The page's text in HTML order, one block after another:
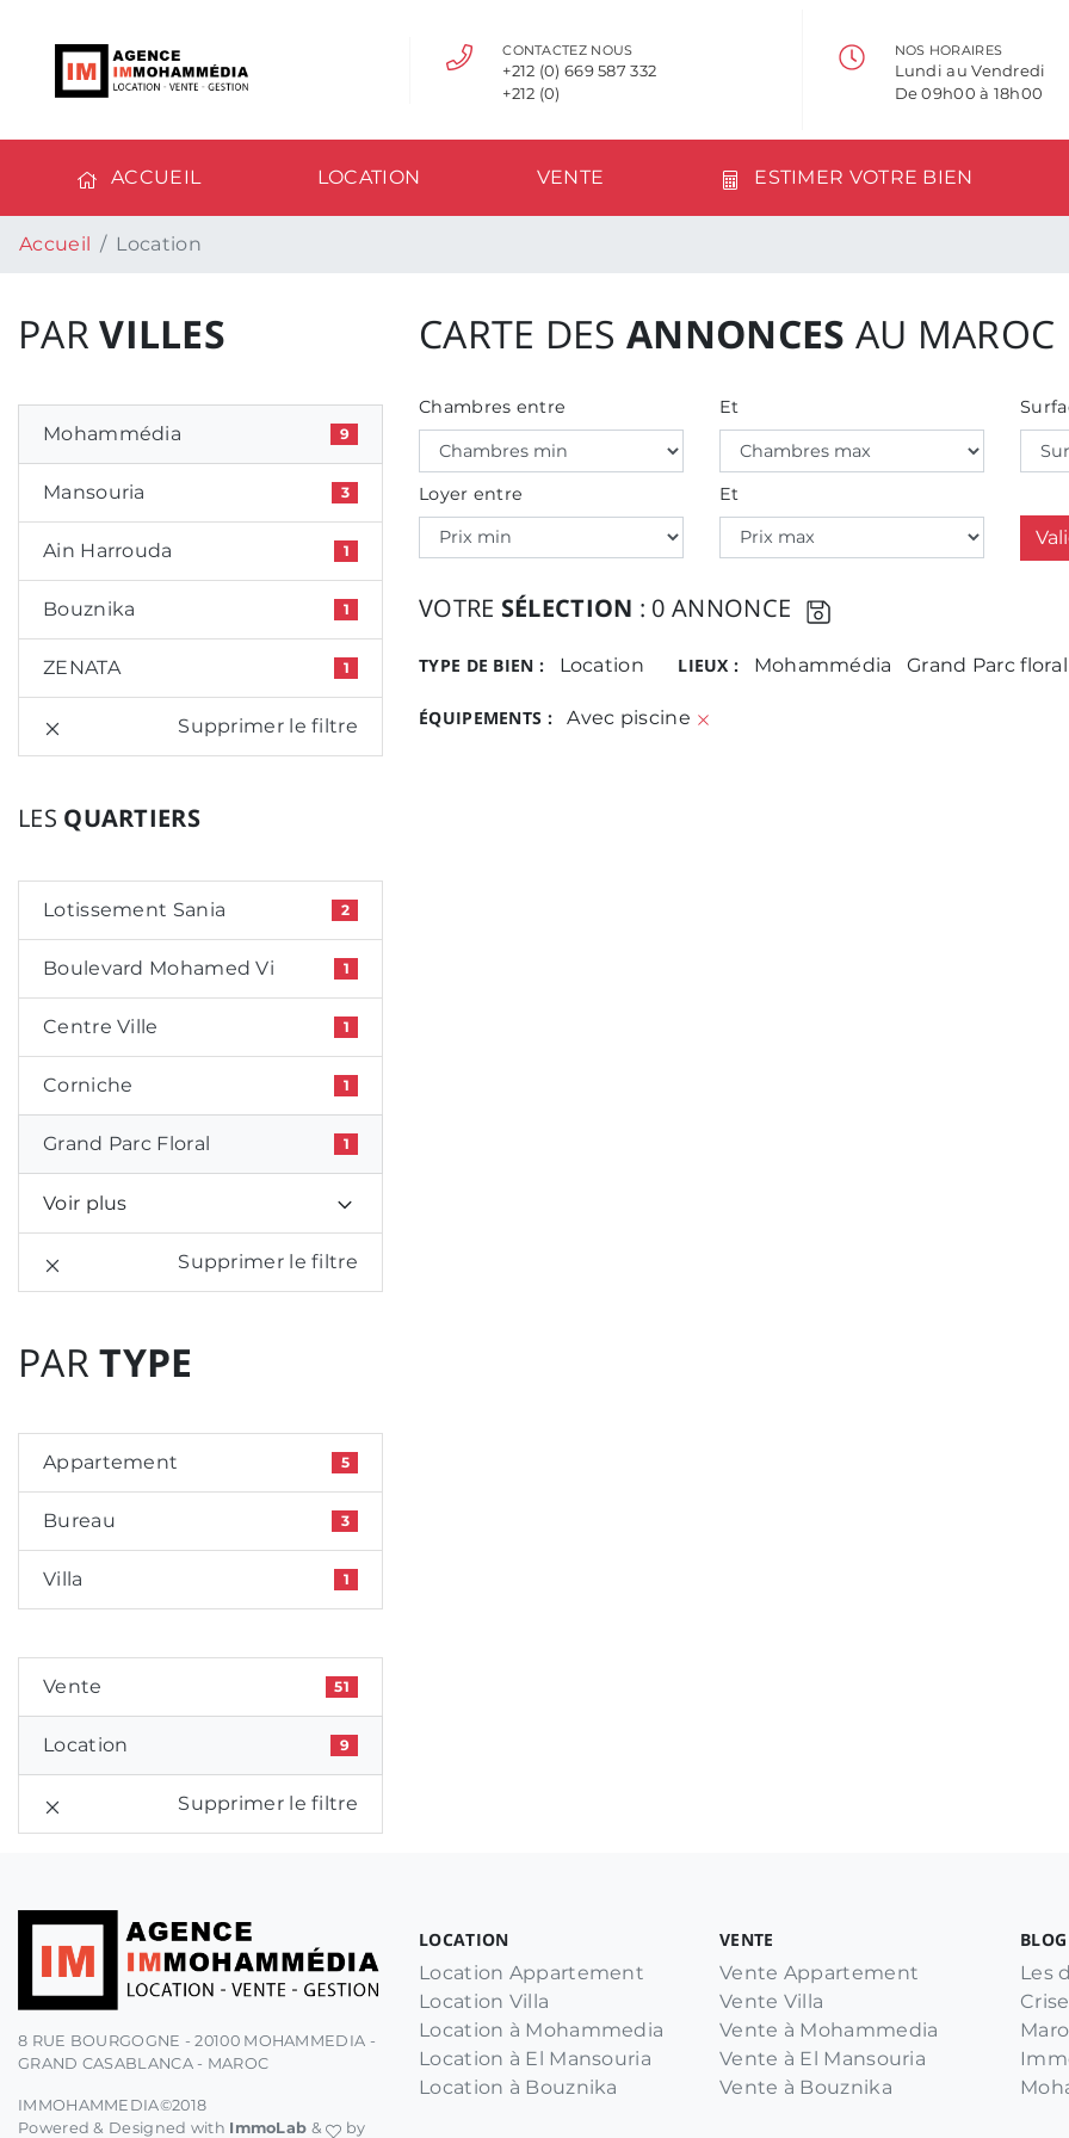
CONTACTEZ NOUS
+212 (0) 669 587 332
+212 (0)
NOS HORAIRES
Lundi au Vendredi
De 09h00 à 18h00
ACCUEIL LOCATION VENTE ESTIMER VOTRE BIEN
Accueil Location
PARVILLES
Mohammédia 9
Mansouria 3
Ain Harrouda 1
Bouznika 1
ZENATA 1
Supprimer le filtre
LES QUARTIERS
Lotissement Sania 2
Boulevard Mohamed Vi 1
Centre Ville 1
Corniche 1
Grand Parc Floral 1
Voir plus
Supprimer le filtre
PARTYPE
Appartement 5
Bureau 3
Villa 1
Vente 51
Location 9
Supprimer le filtre
CARTE DES ANNONCES AU MAROC
Chambres entre Et
Loyer entre Et
VOTRE SÉLECTION : 0 ANNONCE
TYPE DE BIEN : Location LIEUX : Mohammédia Grand Parc floral
ÉQUIPEMENTS : Avec piscine
8 RUE BOURGOGNE - 20100 MOHAMMEDIA -
GRAND CASABLANCA - MAROC
IMMOHAMMEDIA©2018
Powered & Designed with ImmoLab & by
LOCATION
Location Appartement
Location Villa
Location à Mohammedia
Location à El Mansouria
Location à Bouznika
VENTE
Vente Appartement
Vente Villa
Vente à Mohammedia
Vente à El Mansouria
Vente à Bouznika
BLOG
Les